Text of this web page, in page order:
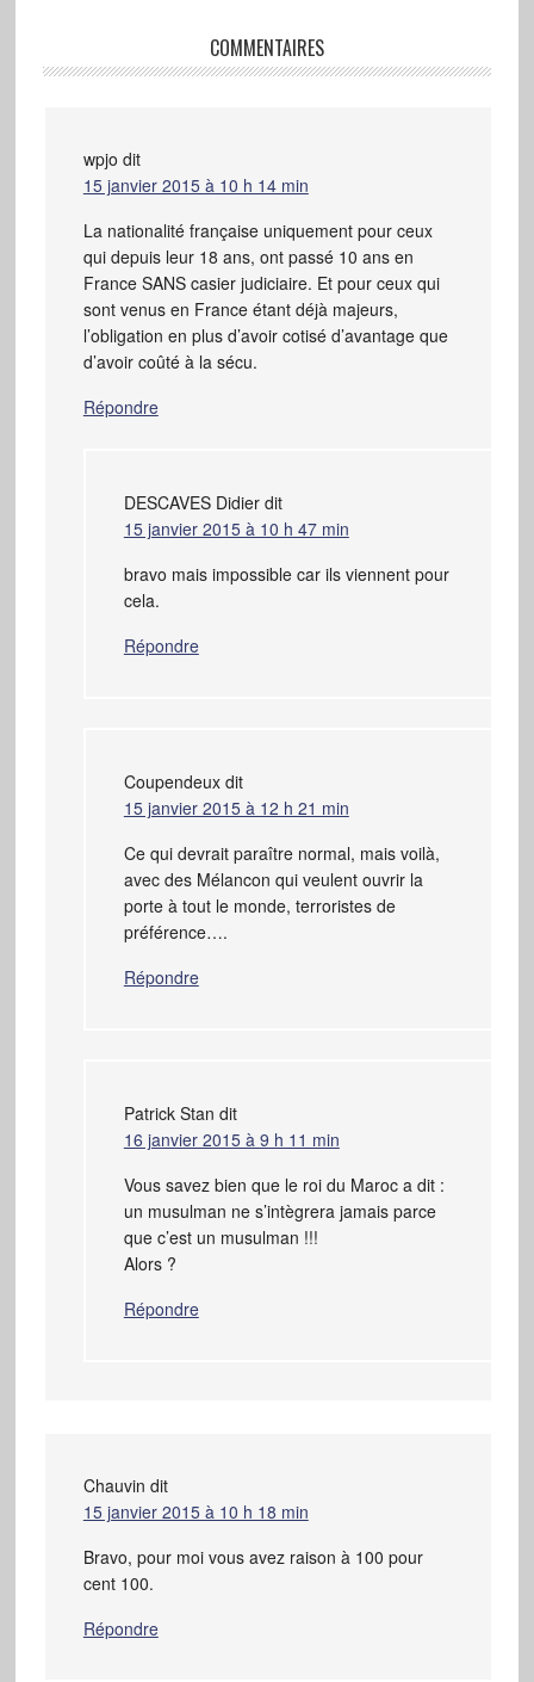
COMMENTAIRES
wpjo dit
15 janvier 2015 à 10 h 14 min
La nationalité française uniquement pour ceux
qui depuis leur 18 ans, ont passé 10 ans en
France SANS casier judiciaire. Et pour ceux qui
sont venus en France étant déjà majeurs,
l’obligation en plus d’avoir cotisé d’avantage que
d’avoir coûté à la sécu.
Répondre
DESCAVES Didier dit
15 janvier 2015 à 10 h 47 min
bravo mais impossible car ils viennent pour
cela.
Répondre
Coupendeux dit
15 janvier 2015 à 12 h 21 min
Ce qui devrait paraître normal, mais voilà,
avec des Mélancon qui veulent ouvrir la
porte à tout le monde, terroristes de
préférence….
Répondre
Patrick Stan dit
16 janvier 2015 à 9 h 11 min
Vous savez bien que le roi du Maroc a dit :
un musulman ne s’intègrera jamais parce
que c’est un musulman !!!
Alors ?
Répondre
Chauvin dit
15 janvier 2015 à 10 h 18 min
Bravo, pour moi vous avez raison à 100 pour
cent 100.
Répondre